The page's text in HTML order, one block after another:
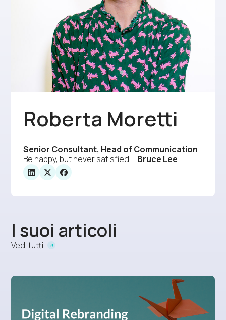
Roberta Moretti
Senior Consultant, Head of Communication
Be happy, but never satisfied. - Bruce Lee
I suoi articoli
Vedi tutti